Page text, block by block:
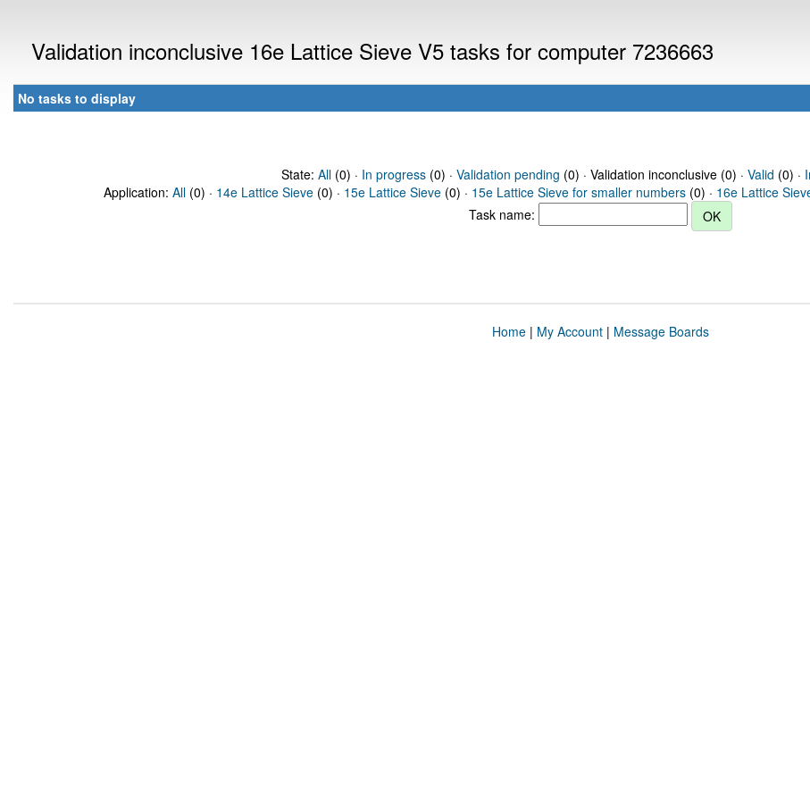
Validation inconclusive 16e Lattice Sieve V5 tasks for computer 7236663
No tasks to display
State: All(0) · In progress(0) · Validation pending (0) · Validation inconclusive (0) · Valid (0) ·
Application: All (0) · 14e Lattice Sieve (0) · 15e Lattice Sieve (0) · 15e Lattice Sieve for smaller numbers (0) · 16e Lattice
Task name:
Home| My Account| Message Boards